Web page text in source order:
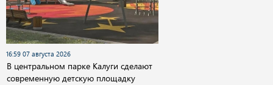
16:59 07 августа 2026
В центральном парке Калуги сделают
современную детскую площадку